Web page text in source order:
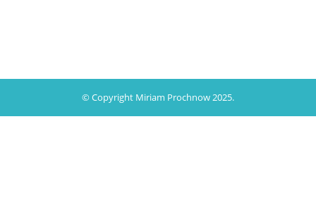
© Copyright Miriam Prochnow 2025.